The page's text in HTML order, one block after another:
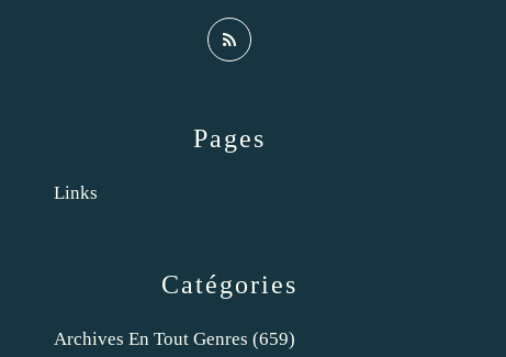
Catégories
Archives En Tout Genres (659)
Pages
Links